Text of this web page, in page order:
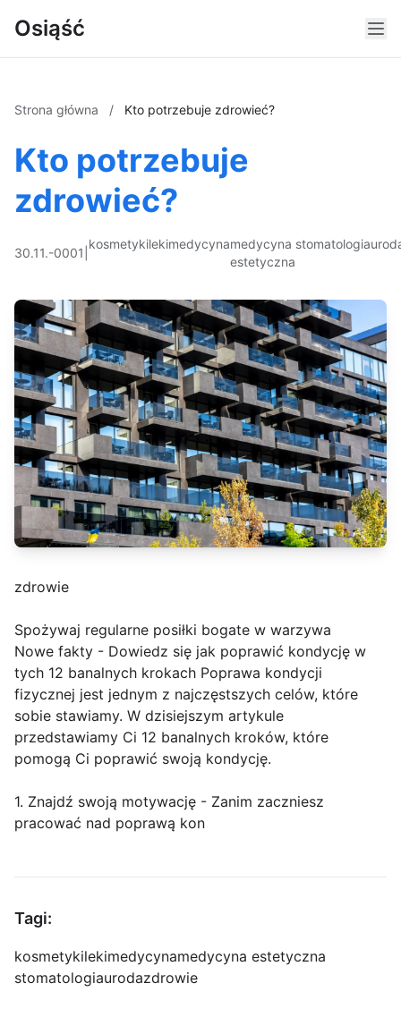
Osiąść
Strona główna / Kto potrzebuje zdrowieć?
Kto potrzebuje
zdrowieć?
30.11.-0001
kosmetykilekimedycynamedycyna
estetyczna
stomatologia
zdrowie
Spożywaj regularne posiłki bogate w warzywa
Nowe fakty - Dowiedz się jak poprawić kondycję w
tych 12 banalnych krokach Poprawa kondycji
fizycznej jest jednym z najczęstszych celów, które
sobie stawiamy. W dzisiejszym artykule
przedstawiamy Ci 12 banalnych kroków, które
pomogą Ci poprawić swoją kondycję.
1. Znajdź swoją motywację - Zanim zaczniesz
pracować nad poprawą kon
Tagi:
kosmetykilekimedycynamedycyna estetyczna
stomatologiaurodazdrowie